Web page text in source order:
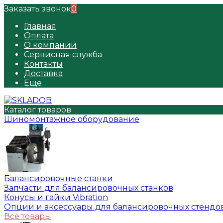
Заказать звонок0
Главная
Оплата
О компании
Сервисная служба
Контакты
Доставка
Еще
Каталог товаров
Шиномонтажное оборудование
Балансировочные станки
Запчасти для балансировочных станков
Конусы и гайки Vibration
Опции и аксессуары для балансировочных
Все товары